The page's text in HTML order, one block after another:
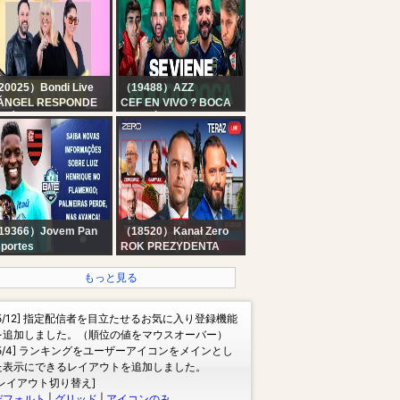
ッ！！あそぼおおおおお
おお！！！ 【にじさん
じ/鈴原るる】
20025）Bondi Live
RESPONDE
Ángel de Brito,
Brey, Romi
y La Barby | EN
（19488）AZZ
CEF EN VIVO ? BOCA
VOLVIÓ A SONREIR +
RIVER ROMPE EL
MERCADO Y COMPRA
A THIAGO ALMADA
19366）Jovem Pan
SAIBA
PALMEIRAS
VAI RENOVAR? |
PRONTO
（18520）Kanał Zero
ROK PREZYDENTA
もっと見る
12] 指定配信者を目立たせるお気に入り登録機能
追加しました。（順位の値をマウスオーバー）
4] ランキングをユーザーアイコンをメインとし
表示にできるレイアウトを追加しました。
イアウト切り替え]